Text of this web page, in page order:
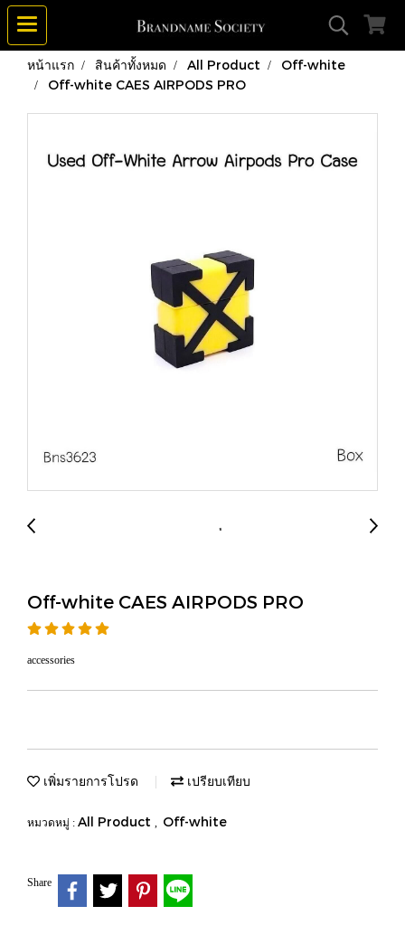
หน้าแรก สินค้าทั้งหมด All Product
Off-white
Off-white CAES AIRPODS PRO
Off-white CAES AIRPODS PRO
accessories
เพิ่มรายการโปรด เปรียบเทียบ
หมวดหมู่ : All Product , Off-white
Share